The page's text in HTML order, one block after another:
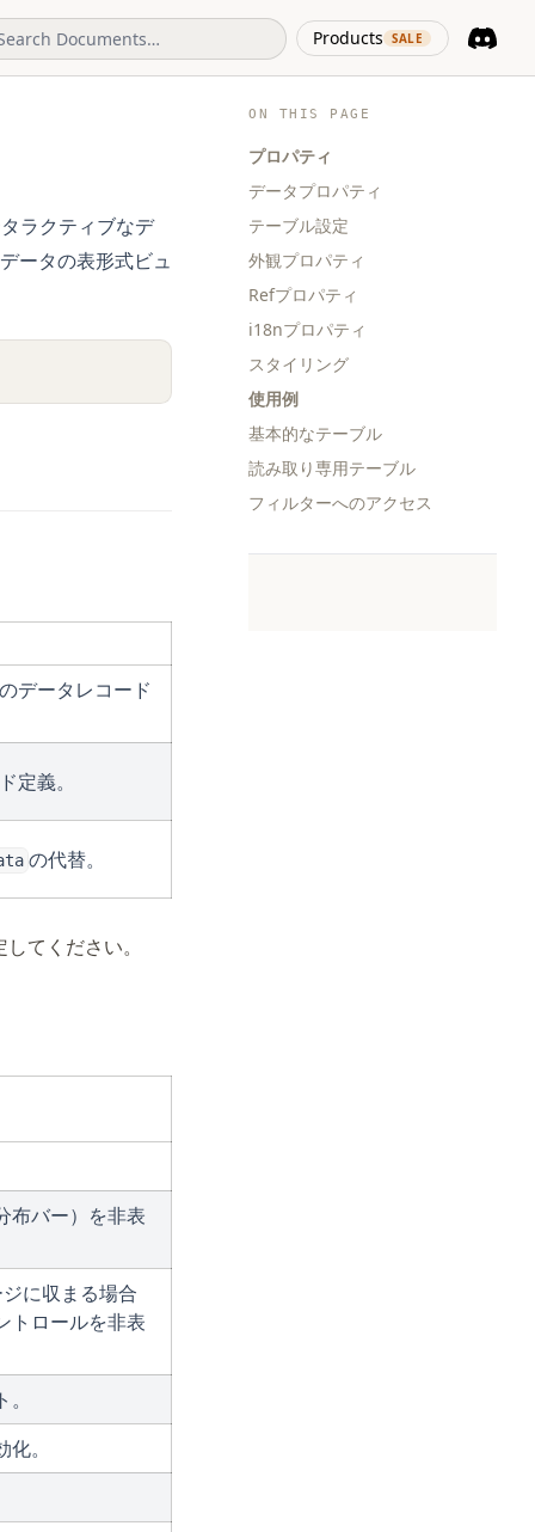
Products SALE
(opens in
ON THIS PAGE
プロパティ
データプロパティ
テーブル設定
外観プロパティ
Refプロパティ
i18nプロパティ
スタイリング
使用例
基本的なテーブル
読み取り専用テーブル
フィルターへのアクセス
ラクティブなデ
ータの表形式ビュ
データレコード
定義。
の代替。
てください。
布バー）を非表
に収まる場合
トロールを非表
。